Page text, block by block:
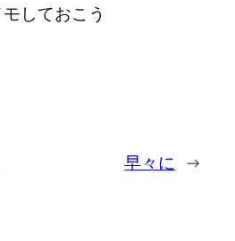
しておこう
早々に →